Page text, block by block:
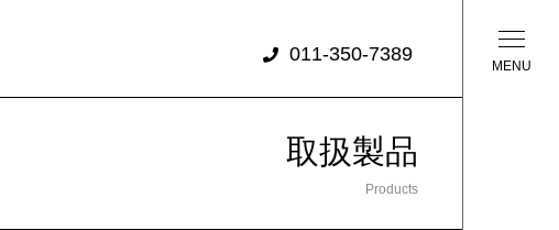
011-350-7389
取扱製品
Products